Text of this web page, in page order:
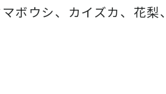
ボウシ、カイズカ、花梨